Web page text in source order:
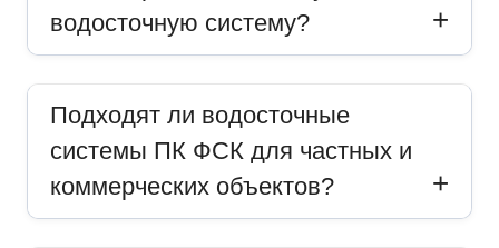
водосточную систему?
Подходят ли водосточные
системы ПК ФСК для частных и
коммерческих объектов?